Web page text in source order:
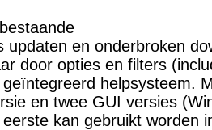
updaten en onderbroken
door opties en filters
helpsysteem.
en twee GUI versies
kan gebruikt worden